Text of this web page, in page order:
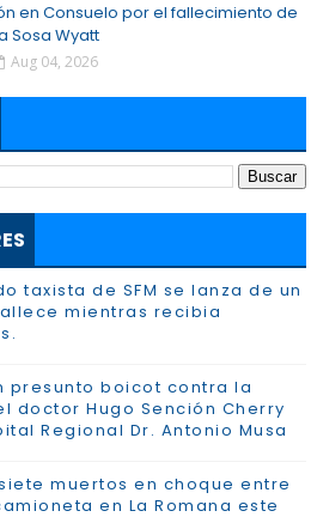
en Consuelo por el fallecimiento de
Sosa Wyatt
Aug 04, 2026
taxista de SFM se lanza de un
mientras recibia
presunto boicot contra la
doctor Hugo Sención Cherry
Regional Dr. Antonio Musa
muertos en choque entre
en La Romana este